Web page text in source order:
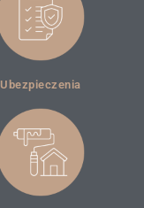
Ubezpieczenia